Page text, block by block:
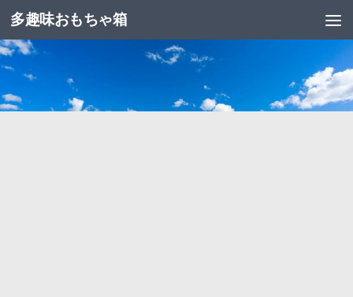
コンテンツへスキップ
多趣味おもちゃ箱